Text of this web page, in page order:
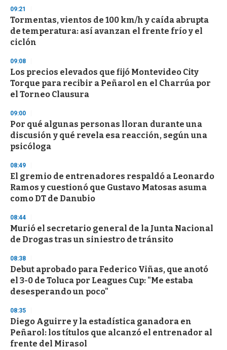
s
e
c
o
n
s
09:21
Tormentas, vientos de 100 km/h y caída abrupta
de temperatura: así avanzan el frente frío y el
ciclón
09:08
Los precios elevados que fijó Montevideo City
Torque para recibir a Peñarol en el Charrúa por
el Torneo Clausura
09:00
Por qué algunas personas lloran durante una
discusión y qué revela esa reacción, según una
psicóloga
08:49
El gremio de entrenadores respaldó a Leonardo
Ramos y cuestionó que Gustavo Matosas asuma
como DT de Danubio
08:44
Murió el secretario general de la Junta Nacional
de Drogas tras un siniestro de tránsito
08:38
Debut aprobado para Federico Viñas, que anotó
el 3-0 de Toluca por Leagues Cup: "Me estaba
desesperando un poco"
08:35
Diego Aguirre y la estadística ganadora en
Peñarol: los títulos que alcanzó el entrenador al
frente del Mirasol